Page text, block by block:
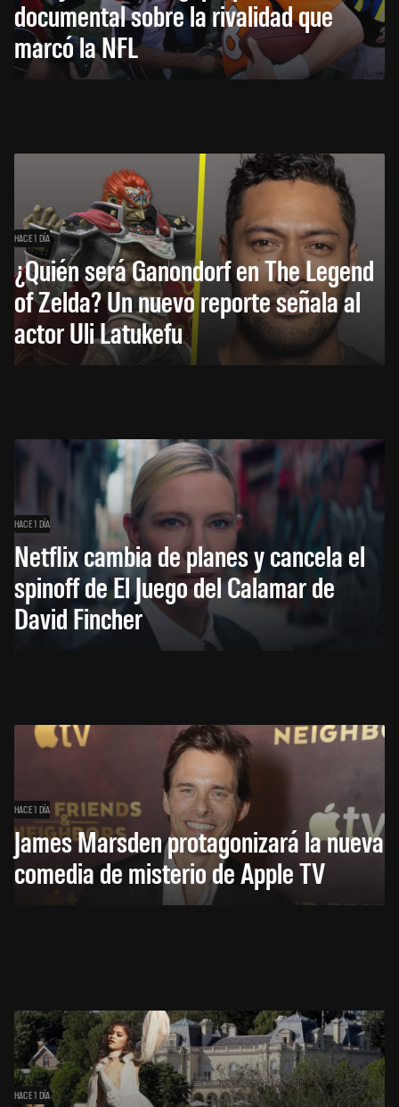
documental sobre la rivalidad que
marcó la NFL
HACE 1 DÍA
¿Quién será Ganondorf en The Legend
of Zelda? Un nuevo reporte señala al
actor Uli Latukefu
HACE 1 DÍA
Netflix cambia de planes y cancela el
spinoff de El Juego del Calamar de
David Fincher
HACE 1 DÍA
James Marsden protagonizará la nueva
comedia de misterio de Apple TV
HACE 1 DÍA